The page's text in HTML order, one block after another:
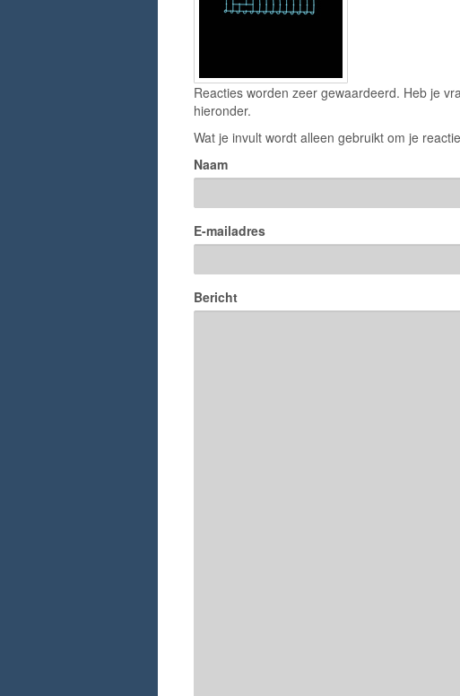
Reacties worden zeer gewaardeerd. Heb je
hieronder.
Wat je invult wordt alleen gebruikt om je
Naam
E-mailadres
Bericht